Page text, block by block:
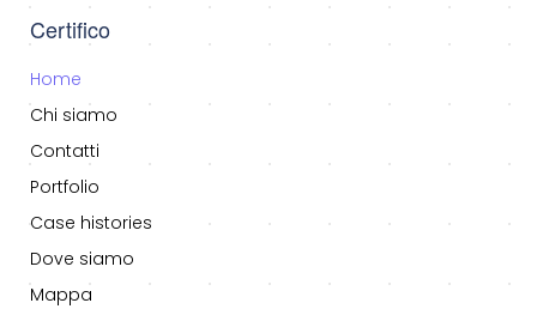
Certifico
Home
Chi siamo
Contatti
Portfolio
Case histories
Dove siamo
Mappa